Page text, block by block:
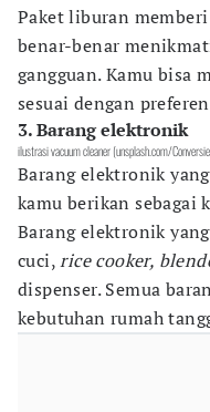
Paket liburan
benar-benar
gangguan. Kamu bisa
sesuai dengan
3. Barang elektronik
ilustrasi vacuum cleaner (unsplash.com/
Barang elektronik
kamu berikan sebagai
Barang elektronik
cuci,rice cooker,
dispenser. Semua
kebutuhan rumah